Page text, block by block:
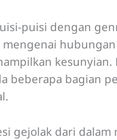
puisi dengan
kesunyian.
beberapa bagian
gejolak dari dalam